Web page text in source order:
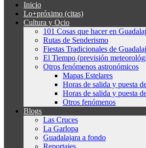
Inicio
Lo+próximo (citas)
Cultura y Ocio
101 Cosas que hacer en
Rutas de Senderismo
Fiestas Tradicionales de
El Tiempo (previsión
Otros fenómenos astronómicos
Mapas Estelares
Horas de salida y puesta
Horas de salida y puesta
Otros fenómenos
Blogs
Las Cruces
La Garlopa
Guadalajara a fondo
Reportajes